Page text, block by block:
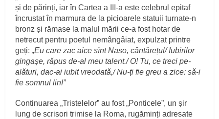
și de părinți, iar în Cartea a III-a este celebrul epitaf
încrustat în marmura de la picioarele statuii turnate-n
bronz și rămase la malul mării ce-a fost hotar de
netrecut pentru poetul nemângâiat, expulzat printre
geți:„Eu care zac aice sînt Naso, cântărețul/ Iubirilor
gingașe, răpus de-al meu talent./ O! Tu, ce treci pe-
alături, dac-ai iubit vreodată,/ Nu-ți fie greu a zice: să-i
fie somnul lin!”
Continuarea „Tristelelor” au fost „Ponticele”, un șir
lung de scrisori trimise la Roma, rugăminți adresate